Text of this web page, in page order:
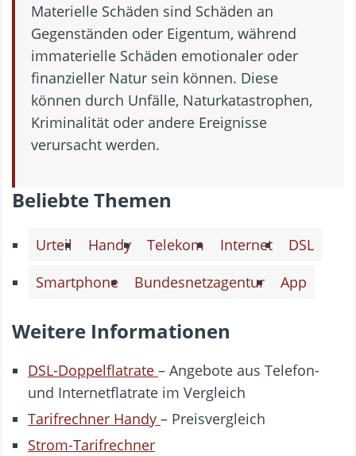
Materielle Schäden sind Schäden an
Gegenständen oder Eigentum, während
immaterielle Schäden emotionaler oder
finanzieller Natur sein können. Diese
können durch Unfälle, Naturkatastrophen,
Kriminalität oder andere Ereignisse
verursacht werden.
Beliebte Themen
Urteil Handy Telekom Internet
DSL
Smartphone
Bundesnetzagentur App
Weitere Informationen
DSL-Doppelflatrate – Angebote aus Telefon-
und Internetflatrate im Vergleich
Tarifrechner Handy – Preisvergleich
Strom-Tarifrechner